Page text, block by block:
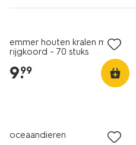
emmer houten kralen met
rijgkoord - 70 stuks
9.
99
oceaandieren